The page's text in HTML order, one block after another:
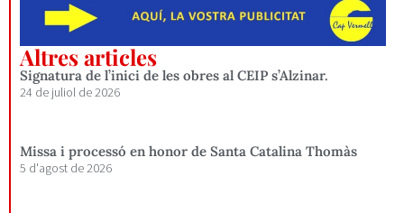
Altres articles
Signatura de l’inici de les obres al CEIP s’Alzinar.
24 de juliol de 2026
Missa i processó en honor de Santa Catalina Thomàs
5 d'agost de 2026